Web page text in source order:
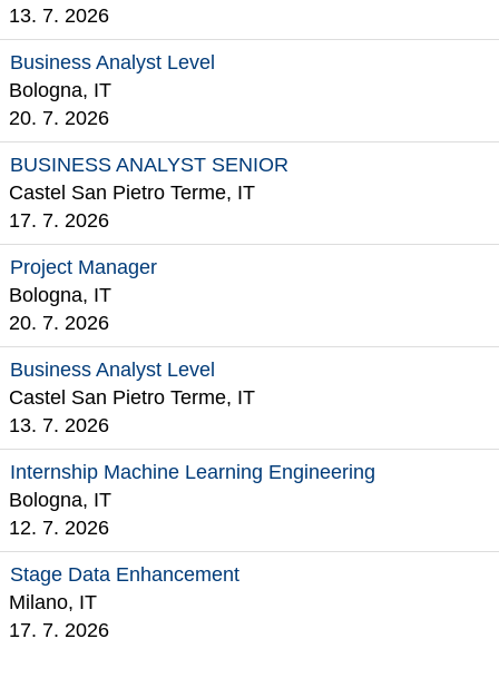
13. 7. 2026
Business Analyst Level
Bologna, IT
20. 7. 2026
BUSINESS ANALYST SENIOR
Castel San Pietro Terme, IT
17. 7. 2026
Project Manager
Bologna, IT
20. 7. 2026
Business Analyst Level
Castel San Pietro Terme, IT
13. 7. 2026
Internship Machine Learning Engineering
Bologna, IT
12. 7. 2026
Stage Data Enhancement
Milano, IT
17. 7. 2026